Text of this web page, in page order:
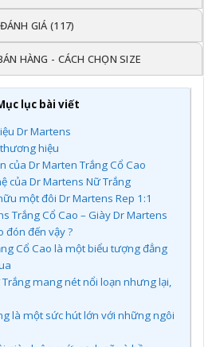
ĐÁNH GIÁ (117)
HÀNG - CÁCH CHỌN SIZE
lục bài viết
Dr Martens
hiệu
của Dr Marten Trắng Cổ Cao
của Dr Martens Nữ Trắng
một đôi Dr Martens Rep 1:1
Trắng Cổ Cao – Giày Dr Martens
đón đến vậy ?
Cổ Cao là một biểu tượng đẳng
mang nét nổi loạn nhưng lại,
là một sức hút lớn với những ngôi